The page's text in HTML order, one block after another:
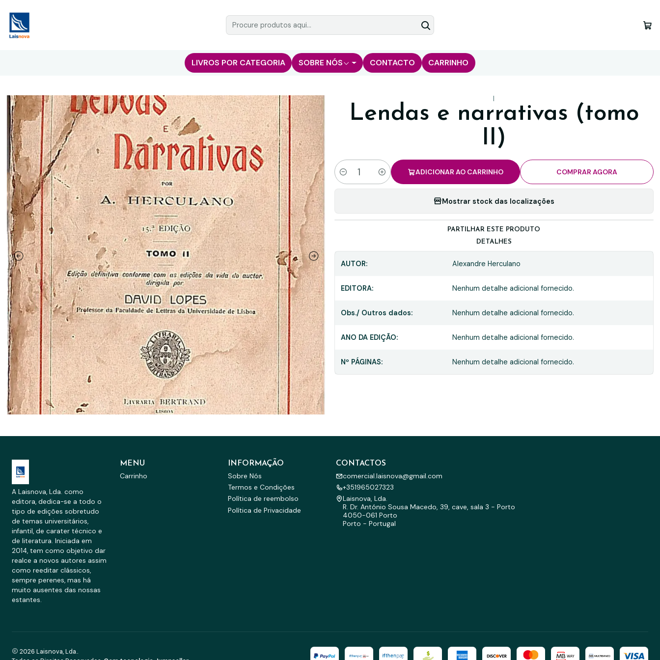
LIVROS POR CATEGORIA SOBRE NÓS CONTACTO CARRINHO
|
Lendas e narrativas (tomo
II)
Quantidade
ADICIONAR AO CARRINHO COMPRAR AGORA
Mostrar stock das localizações
PARTILHAR ESTE PRODUTO
DETALHES
AUTOR: Alexandre Herculano
EDITORA: Nenhum detalhe adicional fornecido.
Obs./ Outros dados: Nenhum detalhe adicional fornecido.
ANO DA EDIÇÃO: Nenhum detalhe adicional fornecido.
Nº PÁGINAS: Nenhum detalhe adicional fornecido.
A Laisnova, Lda. como
editora, dedica-se a todo o
tipo de edições sobretudo
de temas universitários,
infantil, de carater técnico e
de literatura. Iniciada em
2014, tem como objetivo dar
realce a novos autores assim
como reeditar clássicos,
sempre perenes, mas há
muito ausentes das nossas
estantes.
MENU
Carrinho
INFORMAÇÃO
Sobre Nós
Termos e Condições
Política de reembolso
Política de Privacidade
CONTACTOS
comercial.laisnova@gmail.com
+351965027323
Laisnova, Lda.
R. Dr. António Sousa Macedo, 39, cave, sala 3 - Porto
4050-061 Porto
Porto - Portugal
2026 Laisnova, Lda..